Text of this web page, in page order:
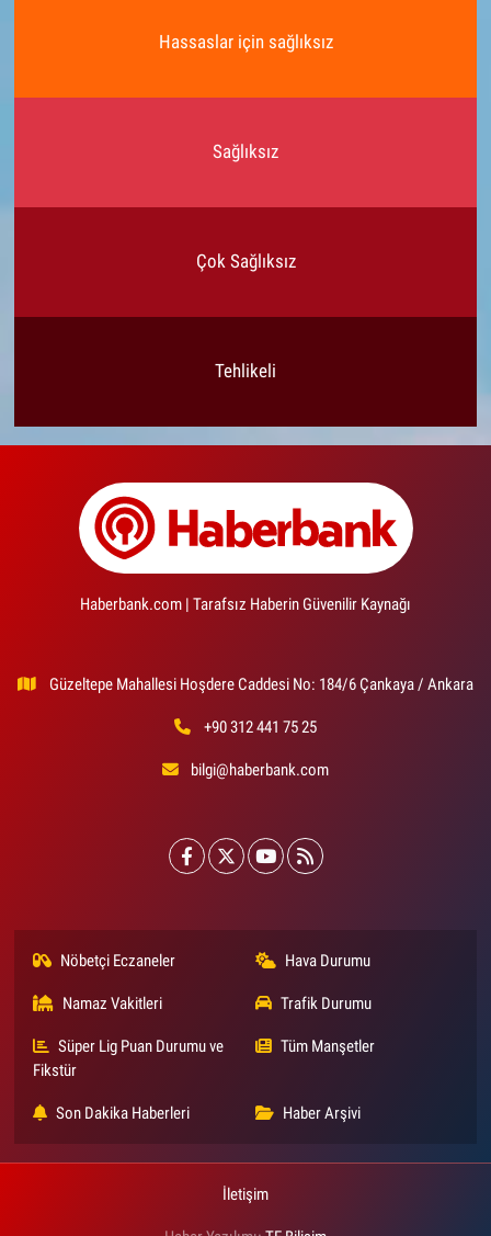
Hassaslar için sağlıksız
Sağlıksız
Çok Sağlıksız
Tehlikeli
Haberbank.com | Tarafsız Haberin Güvenilir Kaynağı
Güzeltepe Mahallesi Hoşdere Caddesi No: 184/6 Çankaya / Ankara
+90 312 441 75 25
bilgi@haberbank.com
Nöbetçi Eczaneler Hava Durumu
Namaz Vakitleri Trafik Durumu
Süper Lig Puan Durumu ve
Fikstür
Tüm Manşetler
Son Dakika Haberleri Haber Arşivi
İletişim